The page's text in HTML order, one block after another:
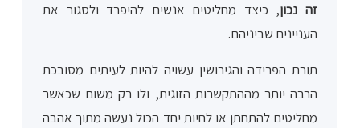
זה נכון, כיצד מחליטים אנשים להיפרד ולסגור את
העניינים שביניהם.
תורת הפרידה והגירושין עשויה להיות לעיתים מסובכת
הרבה יותר מההתקשרות הזוגית, ולו רק משום שכאשר
מחליטים להתחתן או לחיות יחד הכול נעשה מתוך אהבה